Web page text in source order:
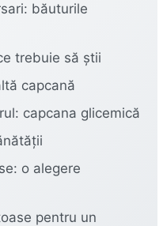
băuturile
trebuie să știi
capcană
capcana glicemică
o alegere
pentru un